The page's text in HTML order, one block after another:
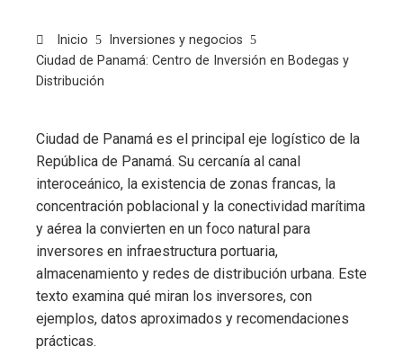
Inicio
Inversiones y negocios
Ciudad de Panamá: Centro de Inversión en Bodegas y
Distribución
Ciudad de Panamá es el principal eje logístico de la
República de Panamá. Su cercanía al canal
interoceánico, la existencia de zonas francas, la
concentración poblacional y la conectividad marítima
y aérea la convierten en un foco natural para
inversores en infraestructura portuaria,
almacenamiento y redes de distribución urbana. Este
texto examina qué miran los inversores, con
ejemplos, datos aproximados y recomendaciones
prácticas.